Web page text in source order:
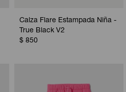
Calza Flare Estampada Niña -
True Black V2
$ 850